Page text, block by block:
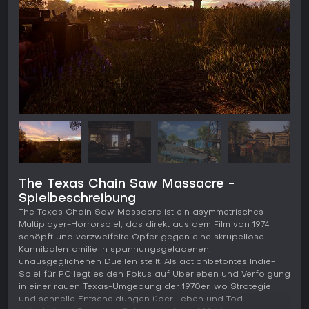
The Texas Chain Saw Massacre -
Spielbeschreibung
The Texas Chain Saw Massacre ist ein asymmetrisches
Multiplayer-Horrorspiel, das direkt aus dem Film von 1974
schöpft und verzweifelte Opfer gegen eine skrupellose
Kannibalenfamilie in spannungsgeladenen,
unausgeglichenen Duellen stellt. Als actionbetontes Indie-
Spiel für PC legt es den Fokus auf Überleben und Verfolgung
in einer rauen Texas-Umgebung der 1970er, wo Strategie
und schnelle Entscheidungen über Leben und Tod